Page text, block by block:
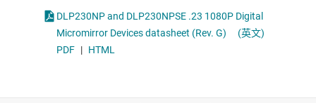
DLP230NP and DLP230NPSE .23 1080P Digital
Micromirror Devices datasheet (Rev. G)
(英文)
PDF | HTML